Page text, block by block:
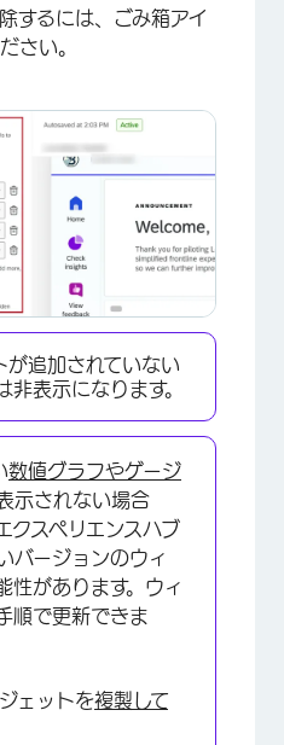
×
×
するには、ごみ箱アイ
さい。
が追加されていない
非表示になります。
数値グラフやゲージ
示されない場合
クスペリエンスハブ
バージョンのウィ
性があります。ウィ
順で更新できま
ェットを複製して